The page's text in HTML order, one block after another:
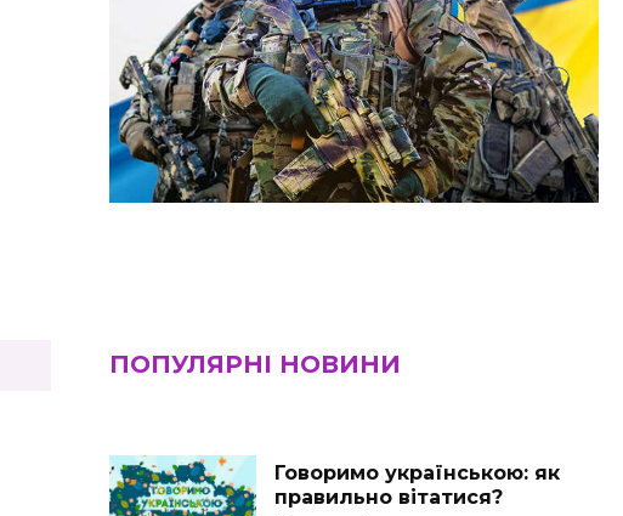
ПОПУЛЯРНІ НОВИНИ
Говоримо українською: як
правильно вітатися?